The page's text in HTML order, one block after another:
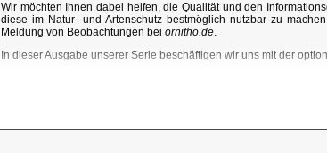
Wir möchten Ihnen dabei helfen, die Qualität und den
diese im Natur- und Artenschutz bestmöglich nutzbar zu
Meldung von Beobachtungen bei ornitho.de.
In dieser Ausgabe unserer Serie beschäftigen wir uns mit der